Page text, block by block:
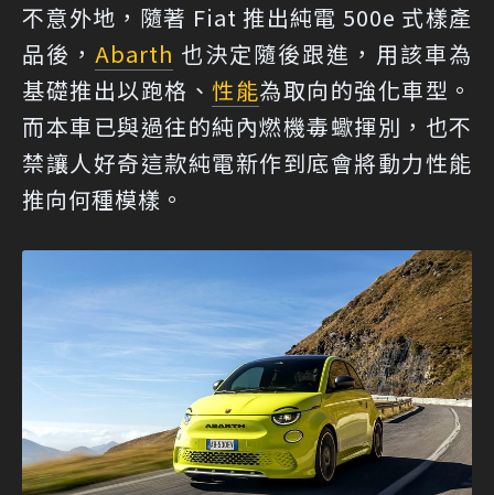
不意外地，隨著 Fiat 推出純電 500e 式樣產
品後，Abarth 也決定隨後跟進，用該車為
基礎推出以跑格、 性能為取向的強化車型。
而本車已與過往的純內燃機毒蠍揮別，也不
禁讓人好奇這款純電新作到底會將動力性能
推向何種模樣。